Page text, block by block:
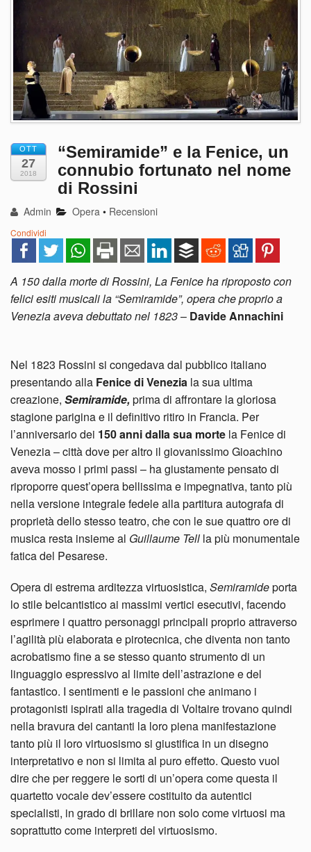
OTT
27
2018
“Semiramide” e la Fenice, un
connubio fortunato nel nome
di Rossini
Admin Opera • Recensioni
Condividi
A 150 dalla morte di Rossini, La Fenice ha riproposto con
felici esiti musicali la “Semiramide”, opera che proprio a
Venezia aveva debuttato nel 1823– Davide Annachini
Nel 1823 Rossini si congedava dal pubblico italiano
presentando alla Fenice di Venezia la sua ultima
creazione, Semiramide, prima di affrontare la gloriosa
stagione parigina e il definitivo ritiro in Francia. Per
l’anniversario dei 150 anni dalla sua morte la Fenice di
Venezia – città dove per altro il giovanissimo Gioachino
aveva mosso i primi passi – ha giustamente pensato di
riproporre quest’opera bellissima e impegnativa, tanto più
nella versione integrale fedele alla partitura autografa di
proprietà dello stesso teatro, che con le sue quattro ore di
musica resta insieme al Guillaume Tell la più monumentale
fatica del Pesarese.
Opera di estrema arditezza virtuosistica, Semiramideporta
lo stile belcantistico ai massimi vertici esecutivi, facendo
esprimere i quattro personaggi principali proprio attraverso
l’agilità più elaborata e pirotecnica, che diventa non tanto
acrobatismo fine a se stesso quanto strumento di un
linguaggio espressivo al limite dell’astrazione e del
fantastico. I sentimenti e le passioni che animano i
protagonisti ispirati alla tragedia di Voltaire trovano quindi
nella bravura dei cantanti la loro piena manifestazione
tanto più il loro virtuosismo si giustifica in un disegno
interpretativo e non si limita al puro effetto. Questo vuol
dire che per reggere le sorti di un’opera come questa il
quartetto vocale dev’essere costituito da autentici
specialisti, in grado di brillare non solo come virtuosi ma
soprattutto come interpreti del virtuosismo.